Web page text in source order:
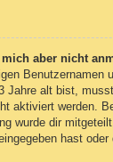
aber nicht
Jahre alt bist,
aktiviert werden.
wurde dir
hast